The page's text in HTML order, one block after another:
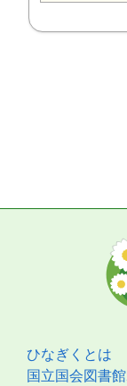
ひなぎくとは
国立国会図書